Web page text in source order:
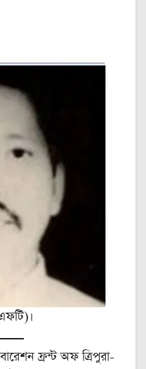
ফ্রন্ট অফ ত্রিপুরা-